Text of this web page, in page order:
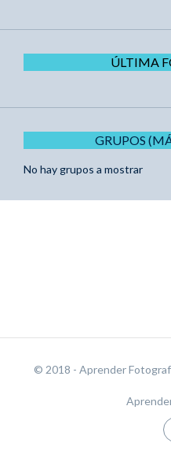
ÚLTIMA
GRUPOS
No hay grupos a mostrar
© 2018 - Aprender